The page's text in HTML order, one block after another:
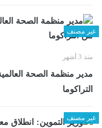
غير مصنف
منذ 3 أشهر
مدير منظمة الصحة
التراكوما
غير مصنف